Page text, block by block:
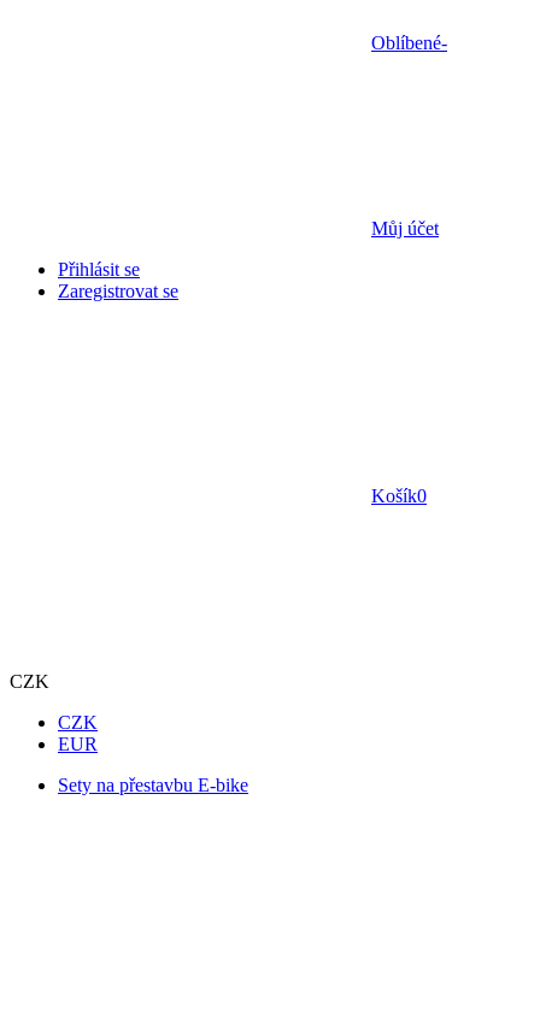
Oblíbené-
Můj účet
Přihlásit se
Zaregistrovat se
Košík0
CZK
CZK
EUR
Sety na přestavbu E-bike